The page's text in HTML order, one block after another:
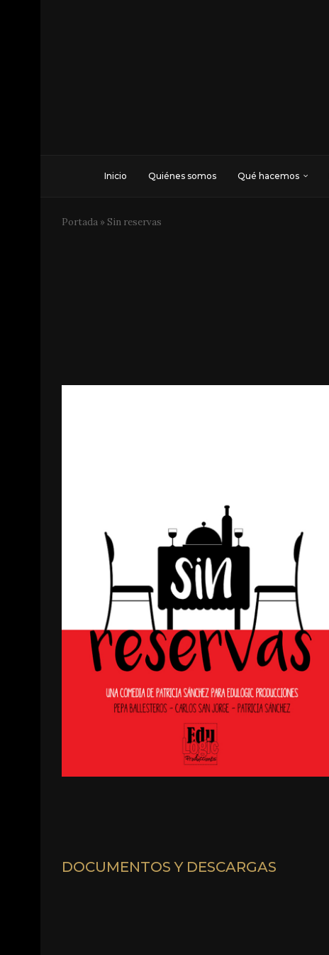
Inicio Quiénes somos Qué hacemos
Portada » Sin reservas
DOCUMENTOS Y DESCARGAS